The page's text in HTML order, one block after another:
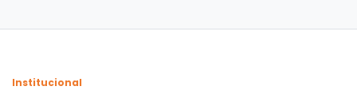
Institucional